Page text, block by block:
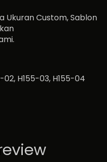
Ukuran Custom, Sablon
02, H155-03, H155-04